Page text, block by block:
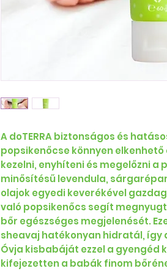
A doTERRA biztonságos és
popsikenőcse könnyen
kezelni, enyhíteni és megelőzni a
minősítésű levendula,
olajok egyedi keverékével
való popsikenőcs segít
bőr egészséges megjelenését.
sheavaj hatékonyan hidratál, így
Óvja kisbabáját ezzel a gyengéd
kifejezetten a babák finom